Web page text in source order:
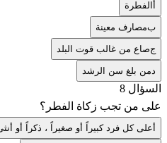
الفطرة
بمصارف معينة
جصاع من غالب قوت البلد
من بلغ سن الرشد
السؤال 8
على من تجب زكاة الفطر؟
على كل فرد كبيراً أو صغيراً ، ذكراً أو أنثى